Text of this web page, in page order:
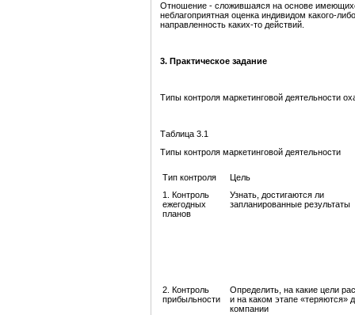
Отношение - сложившаяся на основе
неблагоприятная оценка индивидом какого-
направленность каких-то действий.
3. Практическое задание
Типы контроля маркетинговой деятельности
Таблица 3.1
Типы контроля маркетинговой деятельности
Тип контроля
Цель
1. Контроль
ежегодных
планов
Узнать, достигаются ли
запланированные результаты
2. Контроль
прибыльности
Определить, на какие цели
и на каком этапе «теряются»
компании